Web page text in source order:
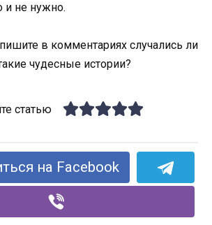
и не нужно.
в комментариях случались ли
чудесные истории?
статью
на Facebook